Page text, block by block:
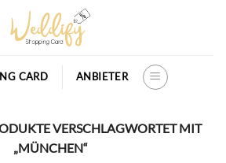
CARD ANBIETER
VERSCHLAGWORTET MIT
„MÜNCHEN“